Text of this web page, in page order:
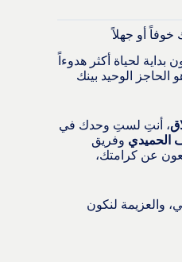
خوفاً أو جهلاً
بداية لحياة أكثر هدوءاً
الوحيد بينك
، أنتِ لستِ وحدك في
الحميدي وفريق
عن كرامتك،
والعزيمة لنكون